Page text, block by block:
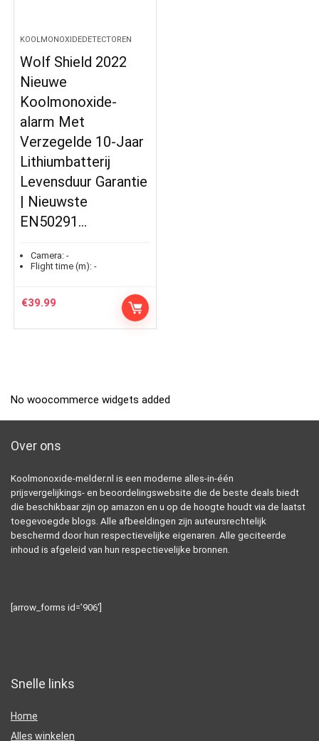
KOOLMONOXIDEDETECTOREN
Wolf Shield 2022
Nieuwe
Koolmonoxide-
alarm Met
Verzegelde 10-Jaar
Lithiumbatterij
Levensduur Garantie
| Nieuwste
EN50291…
Camera: -
Flight time (m): -
€39.99
No woocommerce widgets added
Over ons
Koolmonoxide-melder.nl is een moderne alles-in-één
prijsvergelijkings- en beoordelingswebsite die de beste deals biedt
die beschikbaar zijn op amazon en u op de hoogte houdt via de laatst
toegevoegde blogs. Alle afbeeldingen zijn auteursrechtelijk
beschermd door hun respectievelijke eigenaren. Alle geciteerde
inhoud is afgeleid van hun respectievelijke bronnen.
[arrow_forms id=’906′]
Snelle links
Home
Alles winkelen